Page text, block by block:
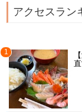
アクセスラン
1